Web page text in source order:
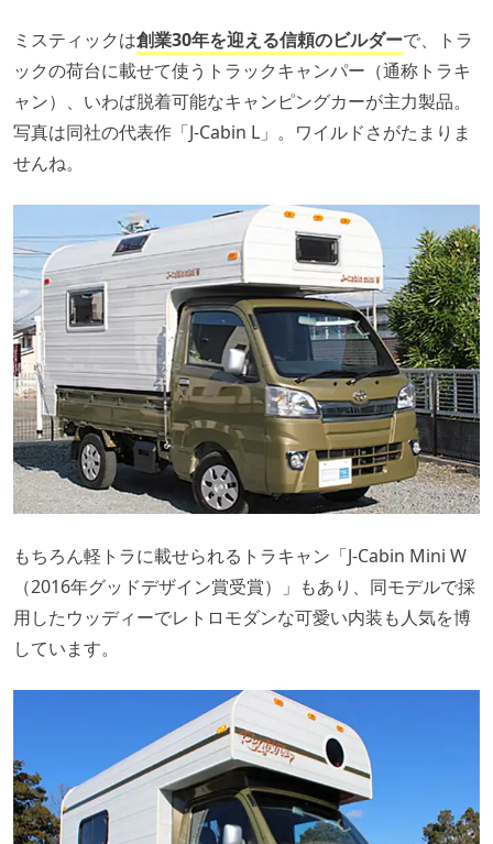
ミスティックは創業30年を迎える信頼のビルダーで、トラ
ックの荷台に載せて使うトラックキャンパー（通称トラキ
ャン）、いわば脱着可能なキャンピングカーが主力製品。
写真は同社の代表作「J-Cabin L」。ワイルドさがたまりま
せんね。
もちろん軽トラに載せられるトラキャン「J-Cabin Mini W
（2016年グッドデザイン賞受賞）」もあり、同モデルで採
用したウッディーでレトロモダンな可愛い内装も人気を博
しています。